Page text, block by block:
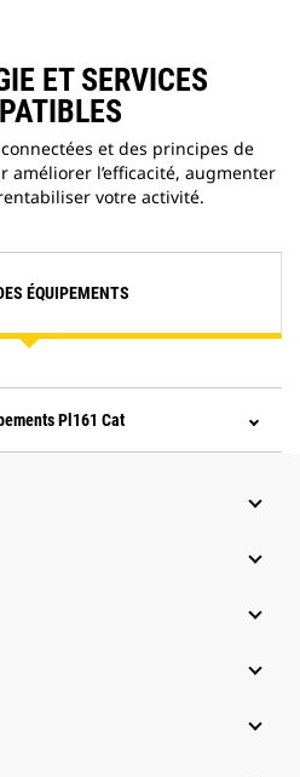
ET SERVICES
et des principes de
l’efficacité, augmenter
votre activité.
ÉQUIPEMENTS
Pl161 Cat